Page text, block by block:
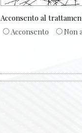
Acconsento al
Acconsento
Non